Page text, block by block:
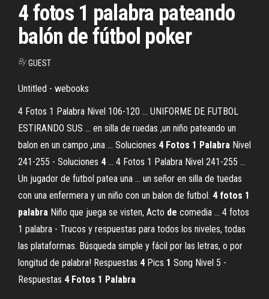
4 fotos 1 palabra pateando
balón de fútbol poker
By GUEST
Untitled - webooks
4 Fotos 1 Palabra Nivel 106-120 ... UNIFORME DE FUTBOL
ESTIRANDO SUS ... en silla de ruedas ,un niño pateando un
balon en un campo ,una ... Soluciones 4 Fotos 1 Palabra Nivel
241-255 - Soluciones 4... 4 Fotos 1 Palabra Nivel 241-255 ...
Un jugador de futbol patea una ... un señor en silla de tuedas
con una enfermera y un niño con un balon de futbol. 4 fotos 1
palabra Niño que juega se visten, Acto de comedia ... 4 fotos
1 palabra - Trucos y respuestas para todos los niveles, todas
las plataformas. Búsqueda simple y fácil por las letras, o por
longitud de palabra! Respuestas 4Pics 1 Song Nivel 5 -
Respuestas 4 Fotos 1 Palabra